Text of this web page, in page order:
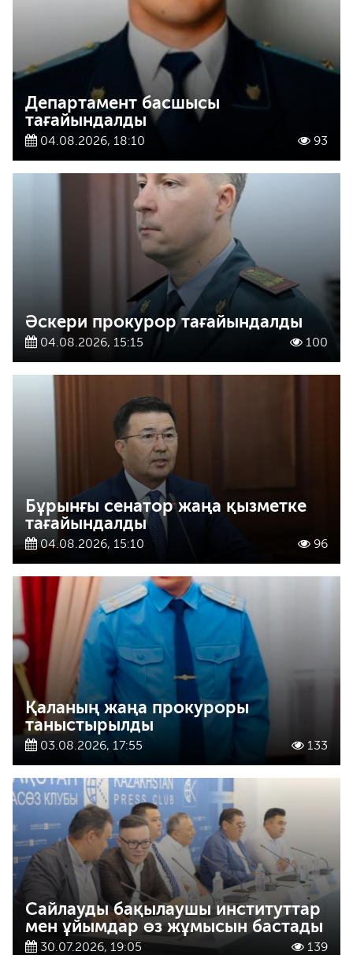
Департамент басшысы
тағайындалды
04.08.2026, 18:10 93
Әскери прокурор тағайындалды
04.08.2026, 15:15 100
Бұрынғы сенатор жаңа қызметке
тағайындалды
04.08.2026, 15:10 96
Қаланың жаңа прокуроры
таныстырылды
03.08.2026, 17:55 133
Сайлауды бақылаушы институттар
мен ұйымдар өз жұмысын бастады
30.07.2026, 19:05 139